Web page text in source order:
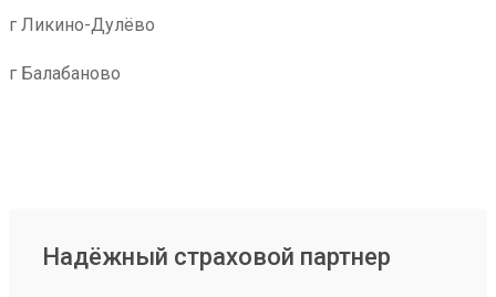
г Ликино-Дулёво
г Балабаново
Надёжный страховой партнер